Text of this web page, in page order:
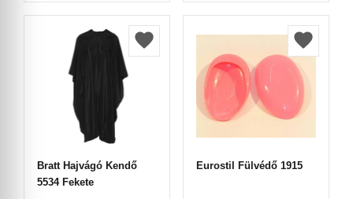
Bratt Hajvágó Kendő
5534 Fekete
Eurostil Fülvédő 1915